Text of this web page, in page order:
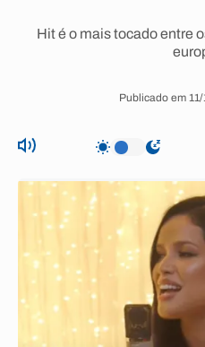
Hit é o mais tocado entre
Publicado em